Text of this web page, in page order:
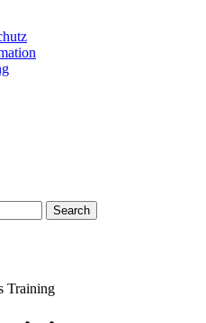
Search
Training